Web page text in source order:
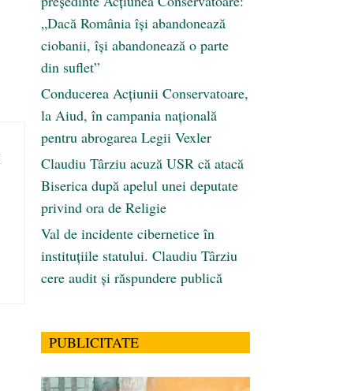
„Dacă România își abandonează
ciobanii, își abandonează o parte
din suflet”
Conducerea Acțiunii Conservatoare,
la Aiud, în campania națională
pentru abrogarea Legii Vexler
Claudiu Târziu acuză USR că atacă
Biserica după apelul unei deputate
privind ora de Religie
Val de incidente cibernetice în
instituțiile statului. Claudiu Târziu
cere audit și răspundere publică
PUBLICITATE